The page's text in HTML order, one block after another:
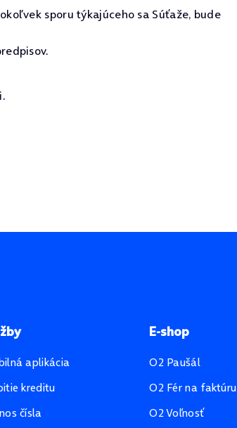
sporu týkajúceho sa Súťaže, bude
aplikácia
kreditu
čísla
E-shop
O2 Paušál
O2 Fér na faktúru
O2 Voľnosť